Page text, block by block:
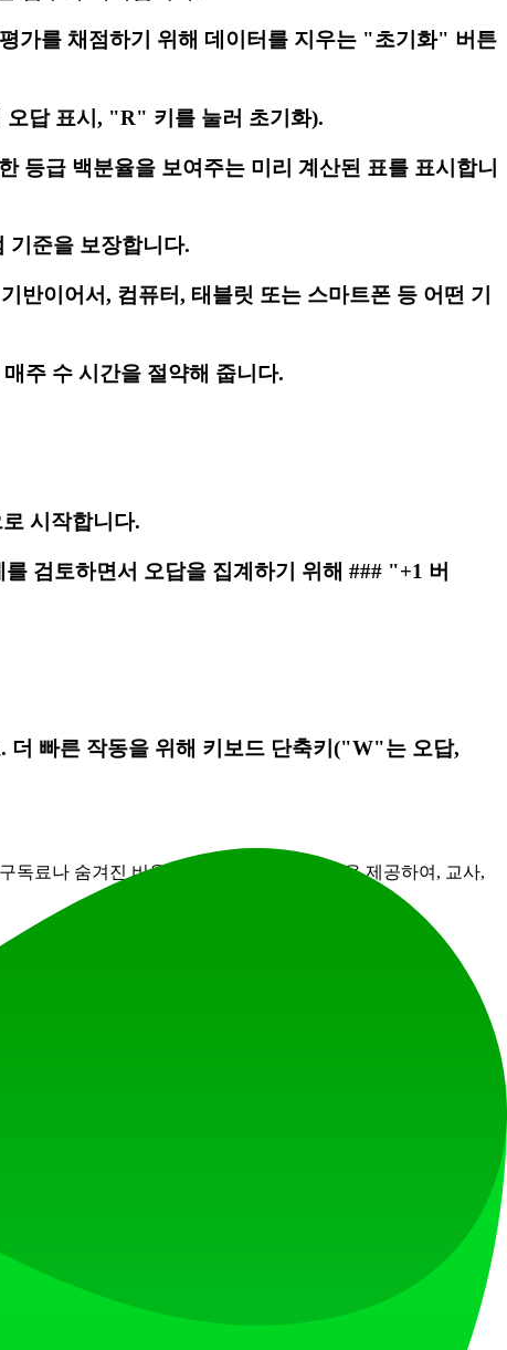
가를 채점하기 위해 데이터를 지우는 "초기화" 버튼
답 표시, "R" 키를 눌러 초기화).
등급 백분율을 보여주는 미리 계산된 표를 표시합니
기준을 보장합니다.
반이어서, 컴퓨터, 태블릿 또는 스마트폰 등 어떤 기
주 수 시간을 절약해 줍니다.
시작합니다.
검토하면서 오답을 집계하기 위해 ### "+1 버
더 빠른 작동을 위해 키보드 단축키("W"는 오답,
독료나 숨겨진 비용 없이 완전한 채점 기능을 제공하여, 교사,
준을 설정하거나 점수 조정 시 도움이 될 수 있습
하고, 즉시 다음으로 넘어가세요.
채점할 수 있습니다.
더 상세하고 질적인 피드백을 제공하세요.